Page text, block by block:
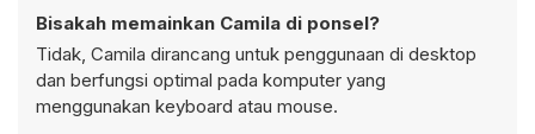
Bisakah memainkan Camila di ponsel?
Tidak, Camila dirancang untuk penggunaan di desktop
dan berfungsi optimal pada komputer yang
menggunakan keyboard atau mouse.